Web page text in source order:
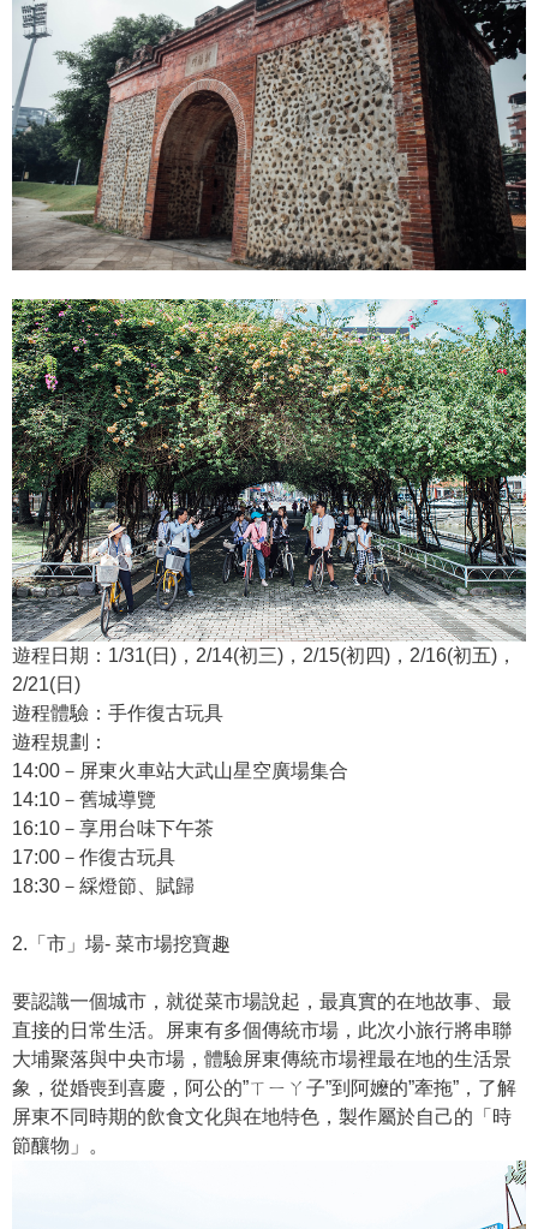
​遊程日期：1/31(日)，2/14(初三)，2/15(初四)，2/16(初五)，
2/21(日)
遊程體驗：手作復古玩具
遊程規劃：
14:00－屏東火車站大武山星空廣場集合
14:10－舊城導覽
16:10－享用台味下午茶
17:00－作復古玩具
18:30－綵燈節、賦歸
2.「市」場- 菜市場挖寶趣
要認識一個城市，就從菜市場說起，最真實的在地故事、最
直接的日常生活。屏東有多個傳統市場，此次小旅行將串聯
大埔聚落與中央市場，體驗屏東傳統市場裡最在地的生活景
象，從婚喪到喜慶，阿公的”ㄒㄧㄚ子”到阿嬤的”牽拖”，了解
屏東不同時期的飲食文化與在地特色，製作屬於自己的「時
節釀物」。